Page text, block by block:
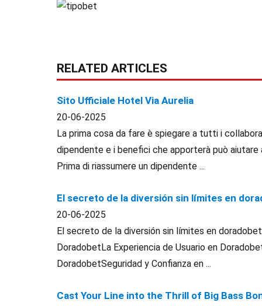
RELATED ARTICLES
Sito Ufficiale Hotel Via Aurelia
20-06-2025
La prima cosa da fare è spiegare a tutti i
dipendente e i benefici che apporterà può
Prima di riassumere un dipendente ...
El secreto de la diversión sin límites en
20-06-2025
El secreto de la diversión sin límites en
DoradobetLa Experiencia de Usuario en
DoradobetSeguridad y Confianza en ...
Cast Your Line into the Thrill of Big Bass